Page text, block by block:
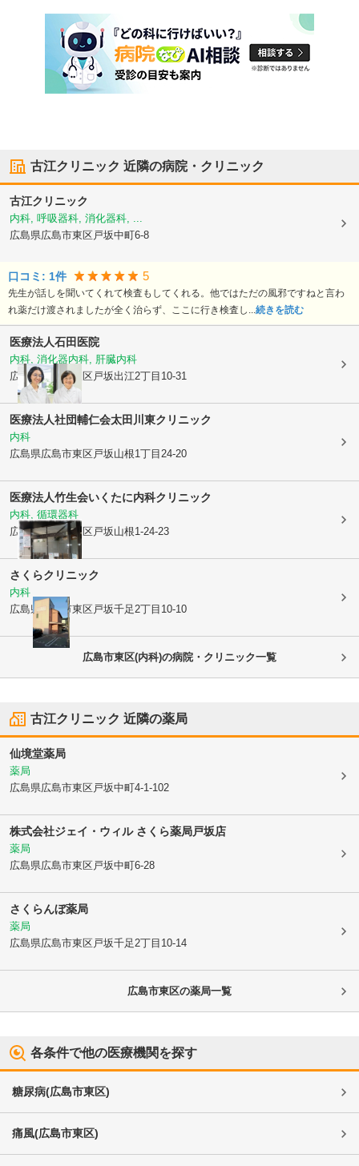
古江クリニック 近隣の病院・クリニック
古江クリニック
内科, 呼吸器科, 消化器科, ...
広島県広島市東区 戸坂中町6-8
口コミ: 1件 5
先生が話しを聞いてくれて検査もしてくれる。他ではただの風邪ですねと言わ
れ薬だけ渡されましたが全く治らず、ここに行き検査し...続きを読む
医療法人石田医院
内科, 消化器内科, 肝臓内科
広島県広島市東区 戸坂出江2丁目10-31
医療法人社団輔仁会太田川東クリニック
内科
広島県広島市東区 戸坂山根1丁目24-20
医療法人竹生会いくたに内科クリニック
内科, 循環器科
広島県広島市東区 戸坂山根1-24-23
さくらクリニック
内科
広島県広島市東区 戸坂千足2丁目10-10
広島市東区(内科)の病院・クリニック一覧
古江クリニック 近隣の薬局
仙境堂薬局
薬局
広島県広島市東区 戸坂中町4-1-102
株式会社ジェイ・ウィル さくら薬局戸坂店
薬局
広島県広島市東区 戸坂中町6-28
さくらんぼ薬局
薬局
広島県広島市東区 戸坂千足2丁目10-14
広島市東区の薬局一覧
各条件で他の医療機関を探す
糖尿病(広島市東区)
痛風(広島市東区)